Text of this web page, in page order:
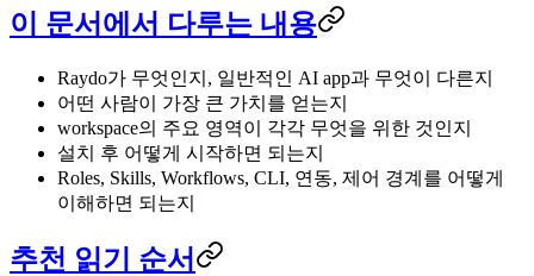
이 문서에서 다루는 내용
Raydo가 무엇인지, 일반적인 AI app과 무엇이 다른지
어떤 사람이 가장 큰 가치를 얻는지
workspace의 주요 영역이 각각 무엇을 위한 것인지
설치 후 어떻게 시작하면 되는지
Roles, Skills, Workflows, CLI, 연동, 제어 경계를 어떻게
이해하면 되는지
추천 읽기 순서